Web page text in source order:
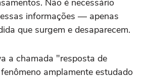
Não é necessário
informações — apenas
que surgem e desaparecem.
a chamada "resposta de
amplamente estudado